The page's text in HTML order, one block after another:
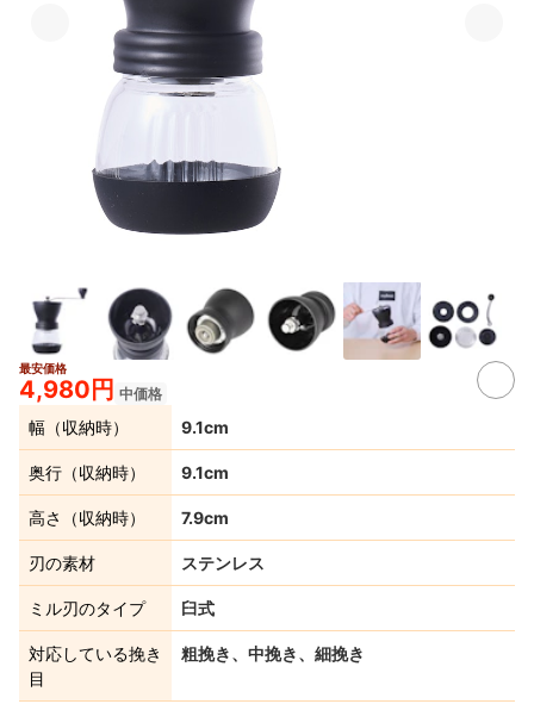
最安価格
4,980円 中価格
幅（収納時） 9.1cm
奥行（収納時） 9.1cm
高さ（収納時） 7.9cm
刃の素材 ステンレス
ミル刃のタイプ 臼式
対応している挽き
目
粗挽き、中挽き、細挽き